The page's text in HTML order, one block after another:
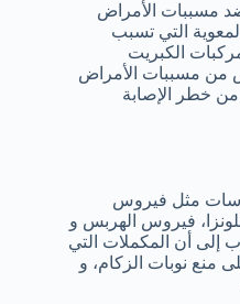
مسببات الأمراض
التي تسبب
الكبريت
من مسببات الأمراض
من خطر الإصابة
مثل فيروس
فيروس الهربس و
إلى أن المكملات التي
منع نوبات الزكام، و